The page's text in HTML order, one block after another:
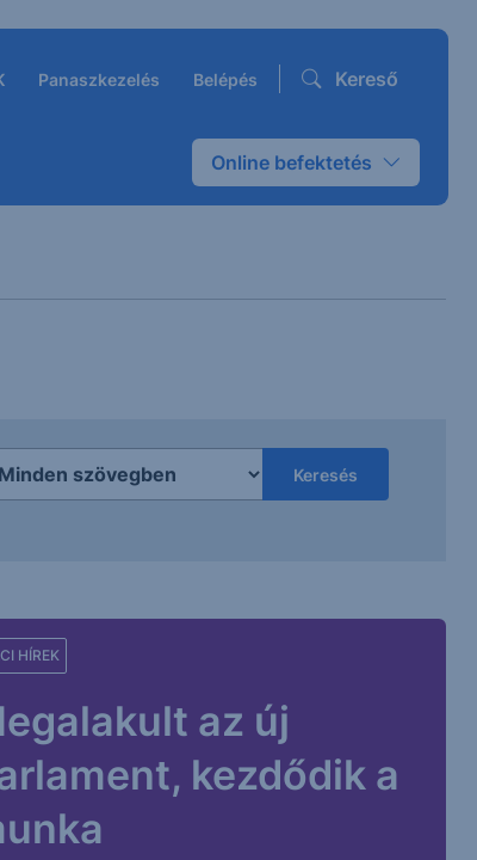
Panaszkezelés Belépés Kereső
Online befektetés
Keresés
az új
kezdődik a
HÍREK